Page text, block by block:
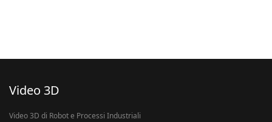
Video 3D
Video 3D di Robot e Processi Industriali